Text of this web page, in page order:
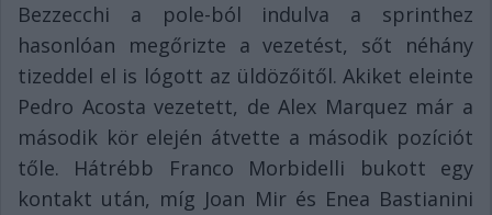
Bezzecchi a pole-ból indulva a sprinthez
hasonlóan megőrizte a vezetést, sőt néhány
tizeddel el is lógott az üldözőitől. Akiket eleinte
Pedro Acosta vezetett, de Alex Marquez már a
második kör elején átvette a második pozíciót
tőle. Hátrébb Franco Morbidelli bukott egy
kontakt után, míg Joan Mir és Enea Bastianini